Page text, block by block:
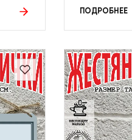
ПОДРОБНЕЕ